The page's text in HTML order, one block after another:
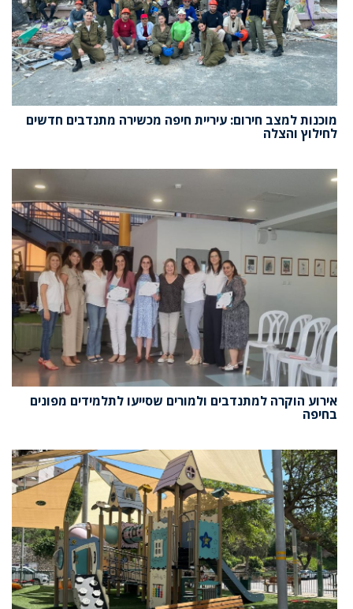
מוכנות למצב חירום: עיריית חיפה מכשירה מתנדבים חדשים
לחילוץ והצלה
אירוע הוקרה למתנדבים ולמורים שסייעו לתלמידים מפונים
בחיפה